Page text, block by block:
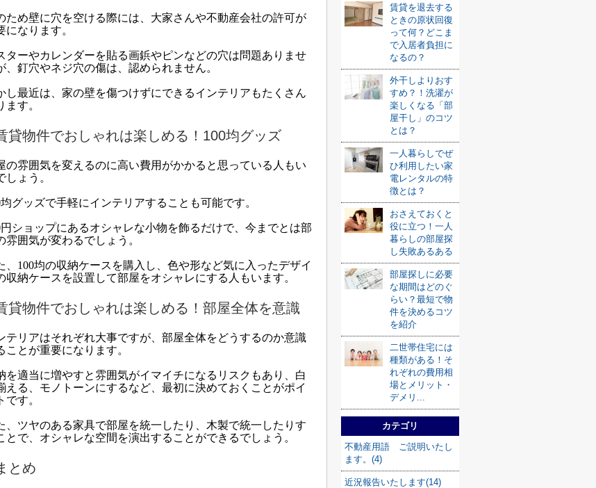
ため壁に穴を空ける際には、大家さんや不動産会社の許可が
になります。
ターやカレンダーを貼る画鋲やピンなどの穴は問題ありませ
、釘穴やネジ穴の傷は、認められません。
し最近は、家の壁を傷つけずにできるインテリアもたくさん
ます。
貸物件でおしゃれは楽しめる！100均グッズ
の雰囲気を変えるのに高い費用がかかると思っている人もい
しょう。
均グッズで手軽にインテリアすることも可能です。
円ショップにあるオシャレな小物を飾るだけで、今までとは部
雰囲気が変わるでしょう。
、100均の収納ケースを購入し、色や形など気に入ったデザイ
収納ケースを設置して部屋をオシャレにする人もいます。
貸物件でおしゃれは楽しめる！部屋全体を意識
テリアはそれぞれ大事ですが、部屋全体をどうするのか意識
ことが重要になります。
を適当に増やすと雰囲気がイマイチになるリスクもあり、白
える、モノトーンにするなど、最初に決めておくことがポイ
です。
、ツヤのある家具で部屋を統一したり、木製で統一したりす
とで、オシャレな空間を演出することができるでしょう。
とめ
賃貸を退去する
ときの原状回復
って何？どこま
で入居者負担に
なるの？
外干しよりおす
すめ？！洗濯が
楽しくなる「部
屋干し」のコツ
とは？
一人暮らしでぜ
ひ利用したい家
電レンタルの特
徴とは？
おさえておくと
役に立つ！一人
暮らしの部屋探
し失敗あるある
部屋探しに必要
な期間はどのぐ
らい？最短で物
件を決めるコツ
を紹介
二世帯住宅には
種類がある！そ
れぞれの費用相
場とメリット・
デメリ...
カテゴリ
不動産用語 ご説明いたし
ます。(4)
近況報告いたします(14)